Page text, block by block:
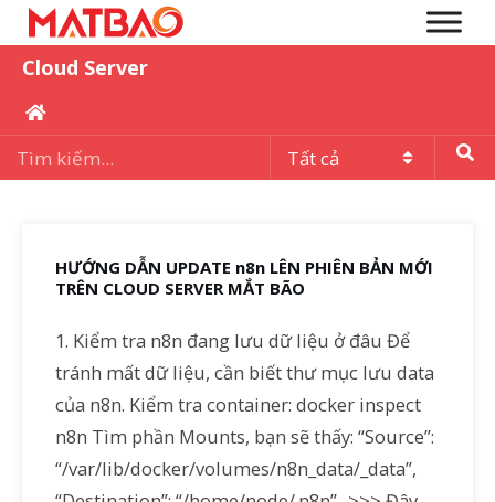
Cloud Server
HƯỚNG DẪN UPDATE n8n LÊN PHIÊN BẢN MỚI
TRÊN CLOUD SERVER MẮT BÃO
1. Kiểm tra n8n đang lưu dữ liệu ở đâu Để
tránh mất dữ liệu, cần biết thư mục lưu data
của n8n. Kiểm tra container: docker inspect
n8n Tìm phần Mounts, bạn sẽ thấy: “Source”:
“/var/lib/docker/volumes/n8n_data/_data”,